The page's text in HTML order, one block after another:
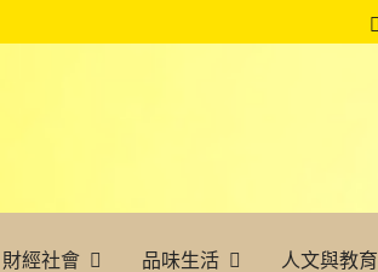
財經社會 品味生活 人文與教育